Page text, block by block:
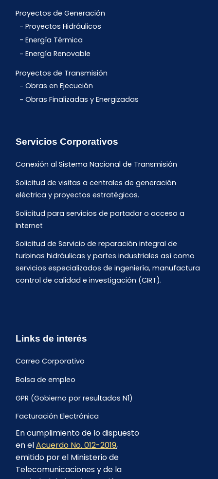
Proyectos de Generación
Proyectos Hidráulicos
Energía Térmica
Energía Renovable
Proyectos de Transmisión
Obras en Ejecución
Obras Finalizadas y Energizadas
Servicios Corporativos
Conexión al Sistema Nacional de Transmisión
Solicitud de visitas a centrales de generación
eléctrica y proyectos estratégicos.
Solicitud para servicios de portador o acceso a
Internet
Solicitud de Servicio de reparación integral de
turbinas hidráulicas y partes industriales así como
servicios especializados de ingeniería, manufactura
control de calidad e investigación (CIRT).
Links de interés
Correo Corporativo
Bolsa de empleo
GPR (Gobierno por resultados N1)
Facturación Electrónica
Archivo Histórico de Facturación
Portal Ambiental y Social
Proyecto Geotérmico Chachimbiro
En cumplimiento de lo dispuesto
en elAcuerdo No. 012-2019,
emitido por el Ministerio de
Telecomunicaciones y de la